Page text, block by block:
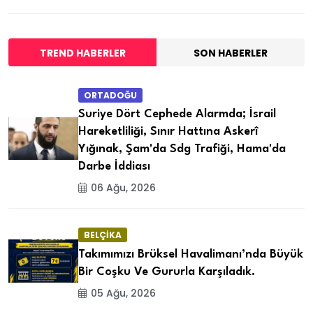
TREND HABERLER SON HABERLER
ORTADOĞU
Suriye Dört Cephede Alarmda; İsrail
Hareketliliği, Sınır Hattına Askerî
Yığınak, Şam'da Sdg Trafiği, Hama'da
Darbe İddiası
06 Ağu, 2026
BELÇİKA
Takımımızı Brüksel Havalimanı’nda Büyük
Bir Coşku Ve Gururla Karşıladık.
05 Ağu, 2026